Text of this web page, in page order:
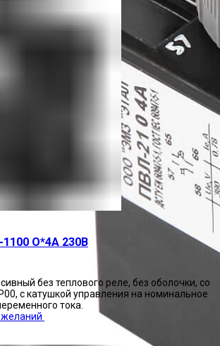
О*4А 230В
без теплового реле, без оболочки, со
с катушкой управления на номинальное
тока.